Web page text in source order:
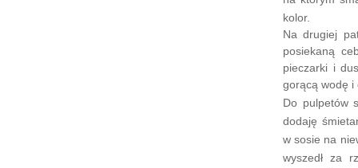
kolor.
Na drugiej
posiekaną
pieczarki i
gorącą wodę
Do pulpetów
dodaję
w sosie na
wyszedł za